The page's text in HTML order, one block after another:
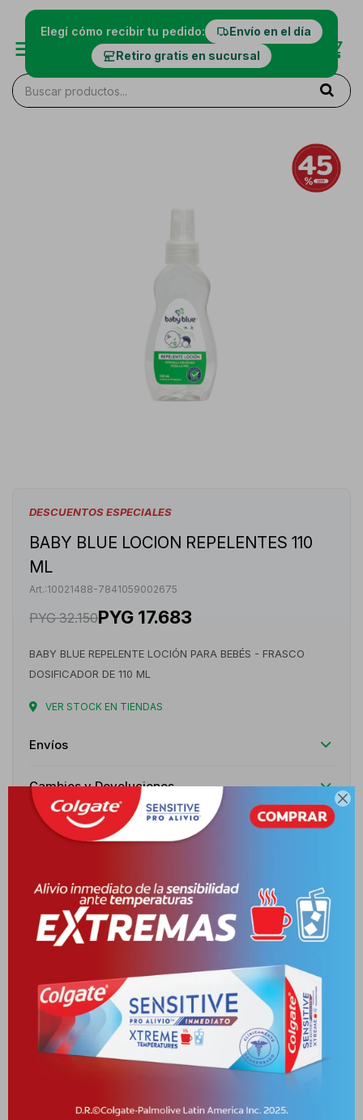

Elegí cómo recibir tu pedido:
Envío en el día
Retiro gratis en sucursal
DESCUENTOS ESPECIALES
BABY BLUE LOCION REPELENTES 110
ML
10021488-7841059002675
PYG 32.150PYG 17.683
BABY BLUE REPELENTE LOCIÓN PARA BEBÉS - FRASCO
DOSIFICADOR DE 110 ML
VER STOCK EN TIENDAS
Envíos
Cambios y Devoluciones
Medios de pago
Descripción
DESARROLLADO CON UNA EXCLUSIVA FORMULA SIN PRODUCTOS
QUÍMICOS AGRESIVOS, MINIMIZANDO POSIBLES REACCIONES DE
LA PIEL. AD
Productos que te pueden interesar